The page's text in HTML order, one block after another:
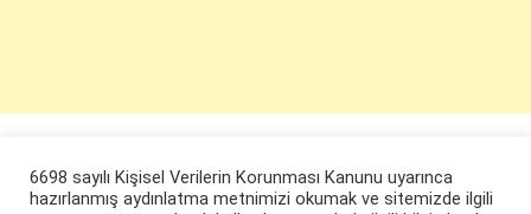
6698 sayılı Kişisel Verilerin Korunması Kanunu uyarınca
hazırlanmış aydınlatma metnimizi okumak ve sitemizde ilgili